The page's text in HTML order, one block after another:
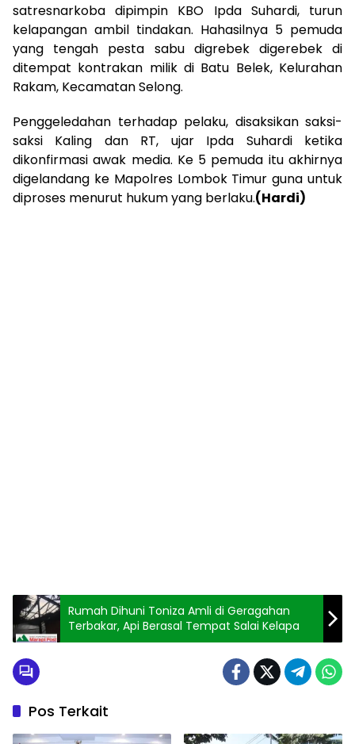
satresnarkoba dipimpin KBO Ipda Suhardi, turun
kelapangan ambil tindakan. Hahasilnya 5 pemuda
yang tengah pesta sabu digrebek digerebek di
ditempat kontrakan milik di Batu Belek, Kelurahan
Rakam, Kecamatan Selong.
Penggeledahan terhadap pelaku, disaksikan saksi-
saksi Kaling dan RT, ujar Ipda Suhardi ketika
dikonfirmasi awak media. Ke 5 pemuda itu akhirnya
digelandang ke Mapolres Lombok Timur guna untuk
diproses menurut hukum yang berlaku.(Hardi)
Rumah Dihuni Toniza Amli di Geragahan
Terbakar, Api Berasal Tempat Salai Kelapa
Pos Terkait